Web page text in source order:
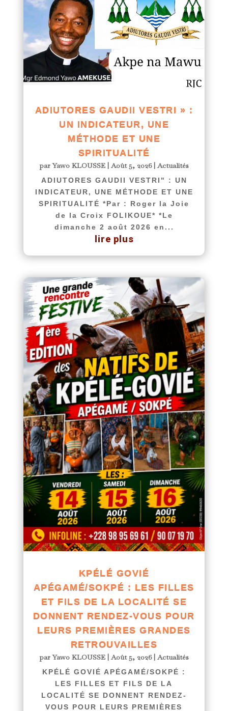
ADIUTORES GAUDII VESTRI » :
UN INDICATEUR, UNE
MÉTHODE ET UNE
SPIRITUALITÉ
parYawo KLOUSSE|Août 5, 2026|Actualités
ADIUTORES GAUDII VESTRI" : UN
INDICATEUR, UNE MÉTHODE ET UNE
SPIRITUALITÉ *Par : Roger la Joie
de la Croix FOLIKOUE* *Le
dimanche 2 août 2026 en...
lire plus
KPÉLÉ GOVIÉ
APÉGAMÉ/SOKPÉ : LES FILLES
ET FILS DE LA LOCALITÉ SE
DONNENT RENDEZ-VOUS POUR
LEURS PREMIÈRES GRANDES
RETROUVAILLES
parYawo KLOUSSE|Août 5, 2026|Actualités
KPÉLÉ GOVIÉ APÉGAMÉ/SOKPÉ :
LES FILLES ET FILS DE LA
LOCALITÉ SE DONNENT RENDEZ-
VOUS POUR LEURS PREMIÈRES